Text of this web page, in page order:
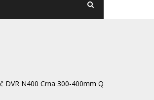
DVR N400 Crna 300-400mm Q